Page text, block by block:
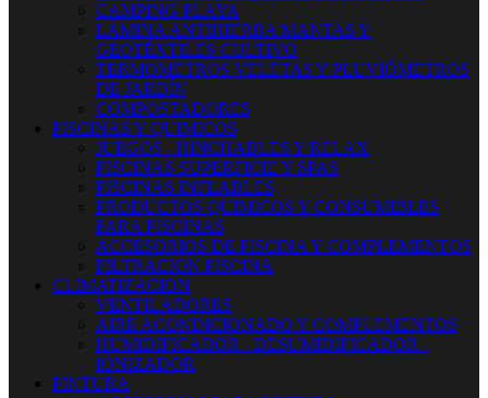
CAMPING-PLAYA
LÁMINA ANTIHIERBA MANTAS Y
GEOTÉXTILES CULTIVO
TERMOMETROS VELETAS Y PLUVIÓMETROS
DE JARDÍN
COMPOSTADORES
PISCINAS Y QUIMICOS
JUEGOS - HINCHABLES Y RELAX
PISCINAS SUPERFICIE Y SPAS
PISCINAS INFLABLES
PRODUCTOS QUIMICOS Y CONSUMIBLES
PARA PISCINAS
ACCESORIOS DE PISCINA Y COMPLEMENTOS
FILTRACION PISCINA
CLIMATIZACION
VENTILADORES
AIRE ACONDICIONADO Y COMPLEMENTOS
HUMIDIFICADOR - DESUMIDIFICADOR -
IONIZADOR
PINTURA